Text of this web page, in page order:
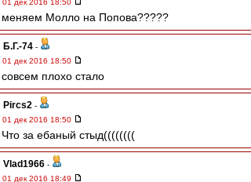
01 дек 2016 18:50
меняем Молло на Попова?????
Б.Г.-74 -
01 дек 2016 18:50
совсем плохо стало
Pircs2 -
01 дек 2016 18:50
Что за ебаный стыд((((((((
Vlad1966 -
01 дек 2016 18:49